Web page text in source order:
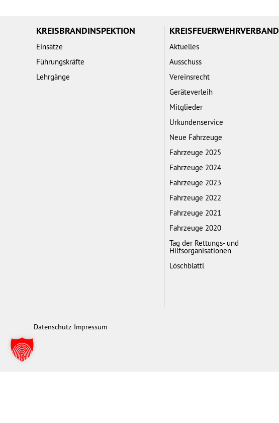
KREISBRANDINSPEKTION
Einsätze
Führungskräfte
Lehrgänge
KREISFEUERWEHRVERBAND
Aktuelles
Ausschuss
Vereinsrecht
Geräteverleih
Mitglieder
Urkundenservice
Neue Fahrzeuge
Fahrzeuge 2025
Fahrzeuge 2024
Fahrzeuge 2023
Fahrzeuge 2022
Fahrzeuge 2021
Fahrzeuge 2020
Tag der Rettungs- und
Hilfsorganisationen
Löschblattl
Datenschutz Impressum